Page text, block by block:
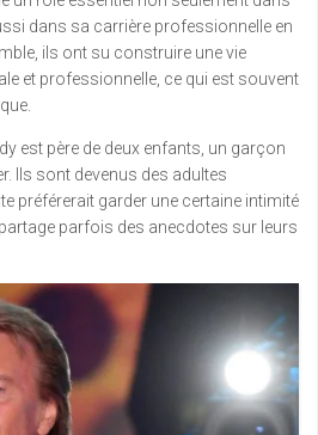
dans sa carrière professionnelle en
ils ont su construire une vie
et professionnelle, ce qui est souvent
est père de deux enfants, un garçon
Ils sont devenus des adultes
préférerait garder une certaine intimité
parfois des anecdotes sur leurs